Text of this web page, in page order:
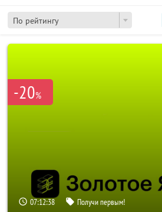
По рейтингу
-20%
07:12:38 Получи первым!